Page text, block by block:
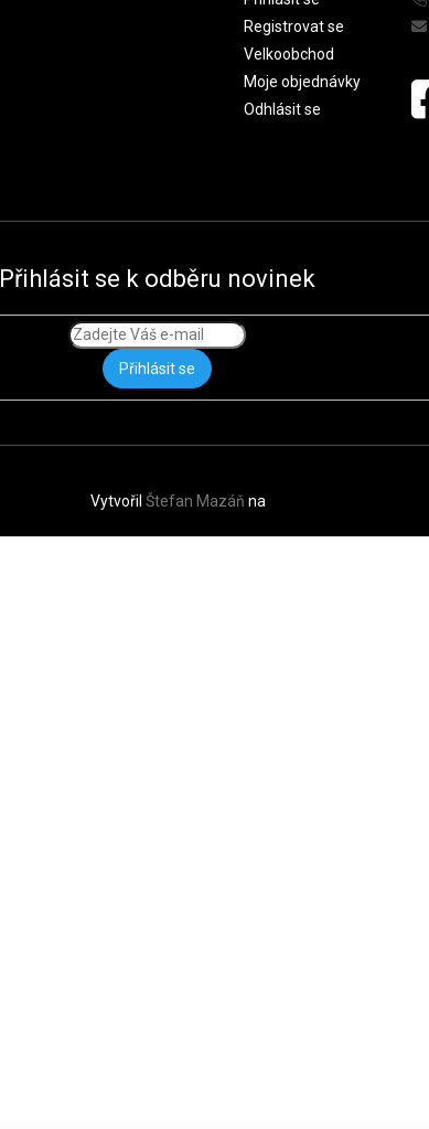
Registrovat se
Velkoobchod
Moje objednávky
Odhlásit se
Přihlásit se k odběru novinek
Přihlásit se
Vytvořil Štefan Mazáň na